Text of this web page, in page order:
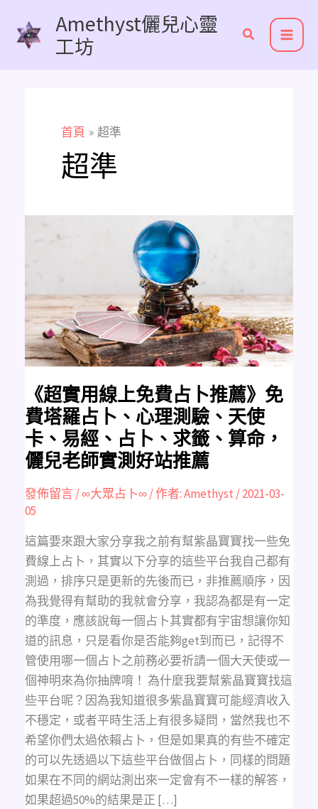
Amethyst儷兒心靈
工坊
首頁 超準
超準
《超實用線上免費占卜推薦》免
費塔羅占卜、心理測驗、天使
卡、易經、占卜、求籤、算命，
儷兒老師實測好站推薦
發佈留言/∞大眾占卜∞/ 作者:Amethyst/2021-03-
05
這篇要來跟大家分享我之前有幫紫晶寶寶找一些免
費線上占卜，其實以下分享的這些平台我自己都有
測過，排序只是更新的先後而已，非推薦順序，因
為我覺得有幫助的我就會分享，我認為都是有一定
的準度，應該說每一個占卜其實都有宇宙想讓你知
道的訊息，只是看你是否能夠get到而已，記得不
管使用哪一個占卜之前務必要祈請一個大天使或一
個神明來為你抽牌唷！ 為什麼我要幫紫晶寶寶找這
些平台呢？因為我知道很多紫晶寶寶可能經濟收入
不穩定，或者平時生活上有很多疑問，當然我也不
希望你們太過依賴占卜，但是如果真的有些不確定
的可以先透過以下這些平台做個占卜，同樣的問題
如果在不同的網站測出來一定會有不一樣的解答，
如果超過50%的結果是正 […]
《超
卜
推
薦》
免
費
塔
羅
占
心
理
測
驗、
天
使
卡、
易
經、
卜、
求
儷
兒
老
師
實
測
好
站
推
薦